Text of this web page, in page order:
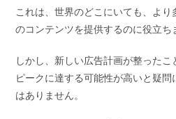
これは、世界のどこにいても、より
のコンテンツを提供するのに役立ち
しかし、新しい広告計画が整った
ピークに達する可能性が高いと疑
はありません。